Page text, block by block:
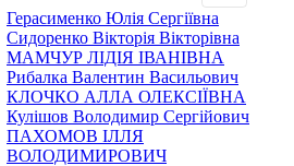
Герасименко Юлія Сергіївна
Сидоренко Вікторія Вікторівна
МАМЧУР ЛІДІЯ ІВАНІВНА
Рибалка Валентин Васильович
КЛОЧКО АЛЛА ОЛЕКСІЇВНА
Кулішов Володимир Сергійович
ПАХОМОВ ІЛЛЯ
ВОЛОДИМИРОВИЧ